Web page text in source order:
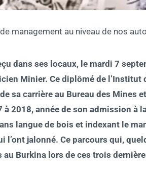
management au niveau de nos
dans ses locaux, le mardi 7
Minier. Ce diplômé de l’Institut
sa carrière au Bureau des Mines
à 2018, année de son admission à
langue de bois et indexant le
l’ont jalonné. Ce parcours qui,
au Burkina lors de ces trois